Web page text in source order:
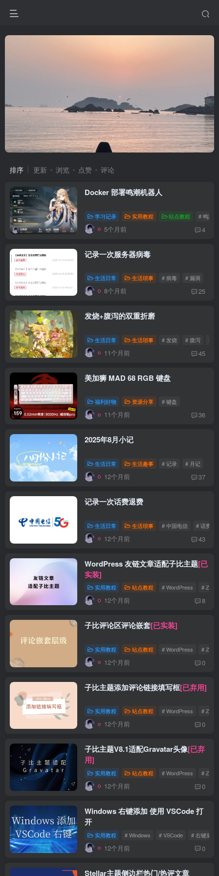
排序 更新 浏览 点赞 评论
Docker 部署鸣潮机器人
学习记录 实用教程 站点教程 # 鸣潮
5个月前 4
记录一次服务器病毒
生活日常 生活琐事 # 病毒 # 漏洞
8个月前 25
发烧+腹泻的双重折磨
生活日常 生活琐事 # 发烧 # 腹泻 #
11个月前 45
美加狮 MAD 68 RGB 键盘
福利好物 资源分享 # 键盘
11个月前 36
2025年8月小记
生活日常 生活趣事 # 记录 # 月记
12个月前 37
记录一次话费退费
生活日常 生活琐事 # 中国电信 # 话费
12个月前 43
WordPress 友链文章适配子比主题[已
实装]
实用教程 站点教程 # WordPress # Zibll
12个月前 8
子比评论区评论嵌套[已实装]
实用教程 站点教程 # WordPress # Zibll
12个月前 0
子比主题添加评论链接填写框[已弃用]
实用教程 站点教程 # WordPress # Zibll
12个月前 0
子比主题V8.1适配Gravatar头像[已弃
用]
实用教程 站点教程 # WordPress # Zibll
12个月前 0
Windows 右键添加 使用 VSCode 打
开
实用教程 # Windows # VSCode # 右键菜单
12个月前 0
Stellar主题侧边栏热门/热评文章